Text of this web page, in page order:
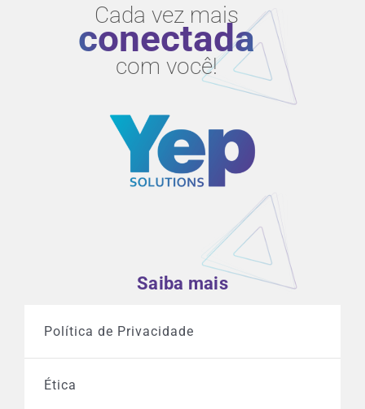
Cada vez mais
conectada
com você!
Saiba mais
Política de Privacidade
Ética